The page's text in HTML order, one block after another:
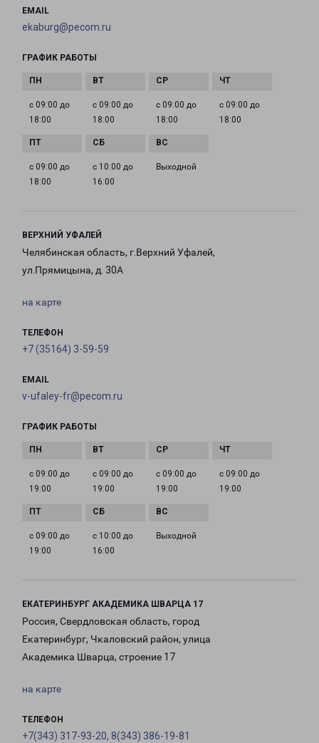
EMAIL
ekaburg@pecom.ru
ГРАФИК РАБОТЫ
с 09:00 до
18:00
с 09:00 до
18:00
с 09:00 до
18:00
с 09:00 до
18:00
с 09:00 до
18:00
с 10:00 до
16:00
Выходной
ВЕРХНИЙ УФАЛЕЙ
Челябинская область, г.Верхний Уфалей,
ул.Прямицына, д. 30А
на карте
ТЕЛЕФОН
+7 (35164) 3-59-59
EMAIL
v-ufaley-fr@pecom.ru
ГРАФИК РАБОТЫ
с 09:00 до
19:00
с 09:00 до
19:00
с 09:00 до
19:00
с 09:00 до
19:00
с 09:00 до
19:00
с 10:00 до
16:00
Выходной
ЕКАТЕРИНБУРГ АКАДЕМИКА ШВАРЦА 17
Россия, Свердловская область, город
Екатеринбург, Чкаловский район, улица
Академика Шварца, строение 17
на карте
ТЕЛЕФОН
+7(343) 317-93-20, 8(343) 386-19-81